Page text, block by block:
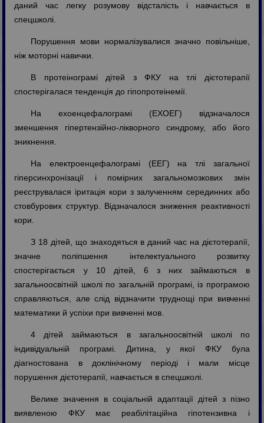
даний час легку розумову відсталість і навчається в
спецшколі.
Порушення мови нормалізувалися значно повільніше,
ніж моторні навички.
В протеінограмі дітей з ФКУ на тлі дієтотерапії
спостерігалася тенденція до гіпопротеінемії.
На ехоенцефалограмі (ЕХОЕГ) відзначалося
зменшення гіпертензійно-лікворного синдрому, або його
зникнення.
На електроенцефалограмі (ЕЕГ) на тлі загальної
гіперсинхронізації і помірних загальномозкових змін
реєструвалася іритація кори з залученням серединних або
стовбурових структур. Відзначалося зниження реактивності
кори.
З 18 дітей, що знаходяться в даний час на дієтотерапії,
значне поліпшення інтелектуального розвитку
спостерігається у 10 дітей, 6 з них займаються в
загальноосвітній школі по загальній програмі, із програмою
справляються, але слід відзначити труднощі при вивченні
математики й успіхи при вивченні мов.
4 дітей займаються в загальноосвітній школі по
індивідуальній програмі. Дитина, у якої ФКУ була
діагностована в доклінічному періоді і мали місце
порушення дієтотерапії, навчається в спецшколі.
Велике значення в соціальній адаптації дітей з пізно
виявленою ФКУ має реабілітаційна гіпотензивна і